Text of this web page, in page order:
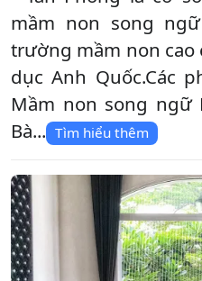
mầm non song
trường mầm non cao
dục Anh Quốc.Các
Mầm non song ngữ
Bà... Tìm hiểu thêm